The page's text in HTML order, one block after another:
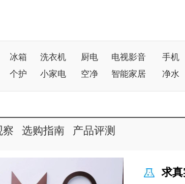
冰箱 洗衣机 厨电 电视影音
手机
个护 小家电 空净 智能家居 净水
察 选购指南 产品评测
求